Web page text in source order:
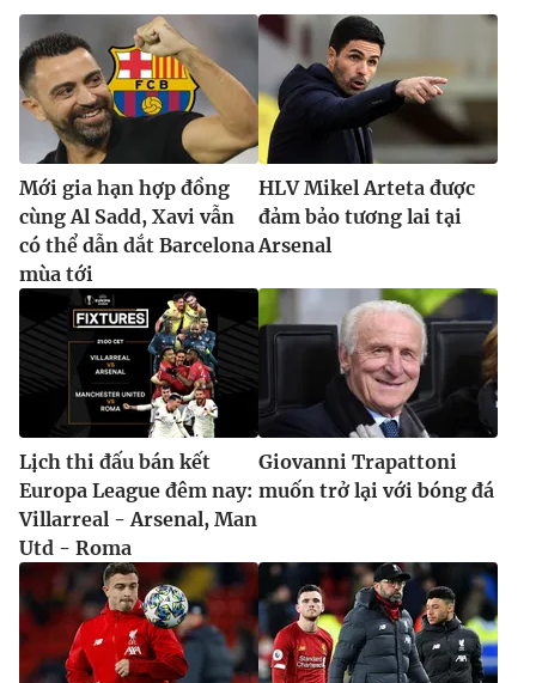
Liên hệ quảng cáo: 024-7300.7108
® Cấm sao chép dưới mọi hình thức nếu không có sự chấp
thuận bằng văn bản. Ghi rõ nguồn VTV.vn khi phát hành lại
thông tin từ website này.
Mới gia hạn hợp đồng
cùng Al Sadd, Xavi vẫn
có thể dẫn dắt Barcelona
mùa tới
HLV Mikel Arteta được
đảm bảo tương lai tại
Arsenal
Lịch thi đấu bán kết
Europa League đêm nay:
Villarreal - Arsenal, Man
Utd - Roma
Giovanni Trapattoni
muốn trở lại với bóng đá